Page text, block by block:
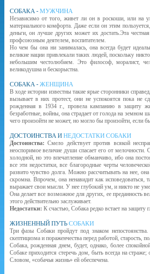
СОБАКА - МУЖЧИНА
Независимо от того, живет ли он в роскоши, или на
материального комфорта. Даже если он этим
деньги, он лучше других может их достать.Эта
профсоюзным деятелем, воспитателем.
Но чем бы она ни занималась, она всегда будет
великие нации привлекали таких людей, поскольку
небольшим честолюбием. Это философ, моралист,
великодушна и бескорыстна.
СОБАКА - ЖЕНЩИНА
В ходе истории известны такие ярые сторонники
вызывает в них протест, они не успокоятся пока не
рожденная в 1934 г., провела кампанию в защиту
безработные, войны, она страдает от голода на земном
чего произойти не может, но могло бы произойти, если
ДОСТОИНСТВА И НЕДОСТАТКИ СОБАКИ
Достоинства: Смело действует против всякой
неоспоримое величие души спасает его от
холодной, но это впечатление обманчиво, ибо она
все эти недостатки, все благородные черты
развито чувство долга. Можно рассчитывать на нее,
скромна. Впрочем, она ненавидит как
выражает свои мысли. У нее глубокий ум, и никто не
Она делает все возможное для других, ее преданность
этого действительно заслуживает.
Недостатки: К счастью, Собака редко встает на защиту
ЖИЗНЕННЫЙ ПУТЬ СОБАКИ
Три фазы Собаки пройдут под знаком
скептицизма и пораженчества перед работой, старость,
Собака, рожденная днем, будет, однако, более
Собаке приходится стеречь дом, быть всегда на
Словом, «собачья жизнь» ей обеспечена.